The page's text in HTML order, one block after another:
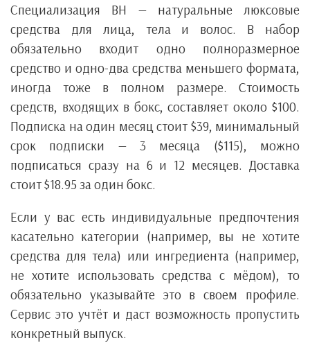
Специализация BH — натуральные люксовые
средства для лица, тела и волос. В набор
обязательно входит одно полноразмерное
средство и одно-два средства меньшего формата,
иногда тоже в полном размере. Стоимость
средств, входящих в бокс, составляет около $100.
Подписка на один месяц стоит $39, минимальный
срок подписки — 3 месяца ($115), можно
подписаться сразу на 6 и 12 месяцев. Доставка
стоит $18.95 за один бокс.
Если у вас есть индивидуальные предпочтения
касательно категории (например, вы не хотите
средства для тела) или ингредиента (например,
не хотите использовать средства с мёдом), то
обязательно указывайте это в своем профиле.
Сервис это учтёт и даст возможность пропустить
конкретный выпуск.